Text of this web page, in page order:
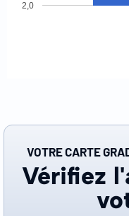
2,0
VOTRE CARTE
Vérifiez